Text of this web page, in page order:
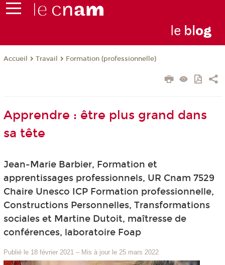
le blog
Accueil Travail Formation (professionnelle)
Apprendre : être plus grand dans
sa tête
Jean-Marie Barbier, Formation et
apprentissages professionnels, UR Cnam 7529
Chaire Unesco ICP Formation professionnelle,
Constructions Personnelles, Transformations
sociales et Martine Dutoit, maîtresse de
conférences, laboratoire Foap
Publié le 18 février 2021 – Mis à jour le 25 mars 2022